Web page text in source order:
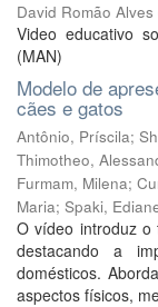
David Romão Alves
Video educativo
(MAN)
Modelo de
cães e gatos
Antônio, Príscila;
Thimotheo,
Furmam, Milena;
Maria; Spaki,
O vídeo introduz o
destacando a
domésticos.
aspectos físicos,